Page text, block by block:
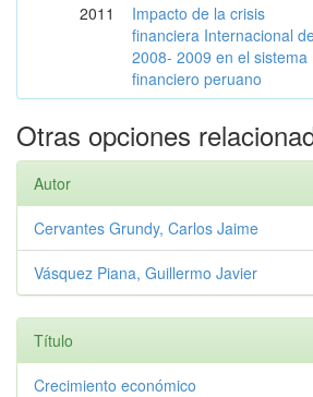
2011
Impacto de la crisis
financiera Internacional
2008- 2009 en el sistema
financiero peruano
Otras opciones
Autor
Cervantes Grundy, Carlos Jaime
Vásquez Piana, Guillermo Javier
Título
Crecimiento económico